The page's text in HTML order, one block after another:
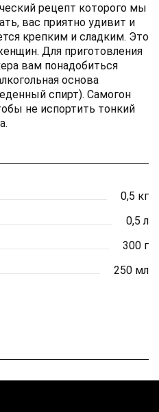
рецепт которого мы
вас приятно удивит и
крепким и сладким. Это
Для приготовления
вам понадобиться
основа
спирт). Самогон
не испортить тонкий
0,5 кг
0,5 л
300 г
250 мл